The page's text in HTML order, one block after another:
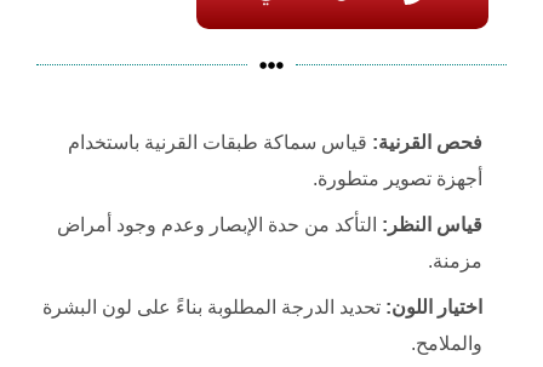
فحص القرنية: قياس سماكة طبقات القرنية باستخدام
أجهزة تصوير متطورة.
قياس النظر: التأكد من حدة الإبصار وعدم وجود أمراض
مزمنة.
اختيار اللون: تحديد الدرجة المطلوبة بناءً على لون البشرة
والملامح.